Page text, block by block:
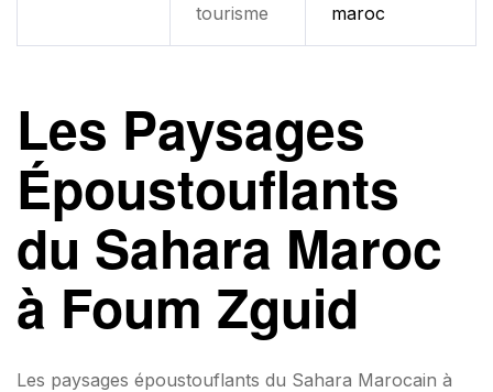
tourisme
maroc
Les Paysages
Époustouflants
du Sahara Maroc
à Foum Zguid
Les paysages époustouflants du Sahara Marocain à